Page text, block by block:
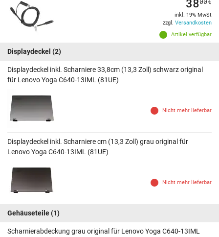
Artikel verfügbar
inkl. 19% MwSt
zzgl. Versandkosten
Displaydeckel (2)
Displaydeckel inkl. Scharniere 33,8cm (13,3 Zoll) schwarz original
für Lenovo Yoga C640-13IML (81UE)
Nicht mehr lieferbar
Displaydeckel inkl. Scharniere cm (13,3 Zoll) grau original für
Lenovo Yoga C640-13IML (81UE)
Nicht mehr lieferbar
Gehäuseteile(1)
Scharnierabdeckung grau original für Lenovo Yoga C640-13IML